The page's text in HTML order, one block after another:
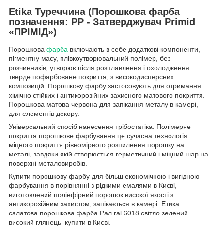
Etika Туреччина (Порошкова фарба
позначення: PP - Затверджувач Prіmid
«ПРІМІД»)
Порошкова фарба включають в себе додаткові компоненти,
пігментну масу, плівкоутворювальний полімер, без
розчинників, утворює після розплавлення і охолодження
тверде пофарбоване покриття, з високодисперсних
композицій. Порошкову фарбу застосовують для отримання
хімічно стійких і антикорозійних захисного матового покриття.
Порошкова матова червона для запікання металу в камері,
для елементів декору.
Універсальний спосіб нанесення трібостатіка. Полімерне
покриття порошкове фарбування це сучасна технологія
міцного покриття рівномірного розпилення порошку на
металі, завдяки якій створюється герметичний і міцний шар на
поверхні металовиробів.
Купити порошкову фарбу для більш економічною і вигідною
фарбування в порівнянні з рідкими емалями в Києві,
виготовлений поліефірний порошок високої якості з
антикорозійним захистом, запікається в камері. Етика
салатова порошкова фарба Рал ral 6018 світло зелений
високий глянець, купити в Києві.